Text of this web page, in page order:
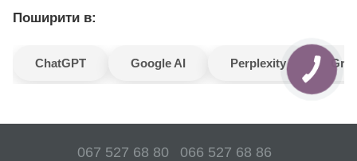
Поширити в:
ChatGPT Google AI Perplexity
067 527 68 80 066 527 68 86